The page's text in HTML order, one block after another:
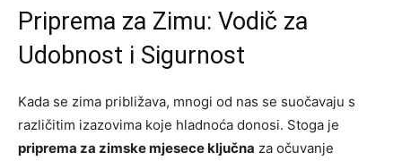
Priprema za Zimu: Vodič za
Udobnost i Sigurnost
Kada se zima približava, mnogi od nas se suočavaju s
različitim izazovima koje hladnoća donosi. Stoga je
priprema za zimske mjesece ključna za očuvanje